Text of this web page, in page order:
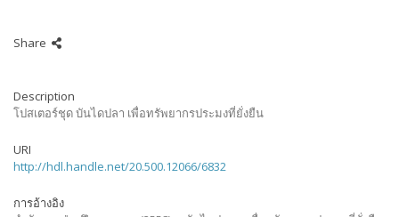
Share
Description
โปสเตอร์ชุด บันไดปลา เพื่อทรัพยากรประมงที่ยั่งยืน
URI
http://hdl.handle.net/20.500.12066/6832
การอ้างอิง